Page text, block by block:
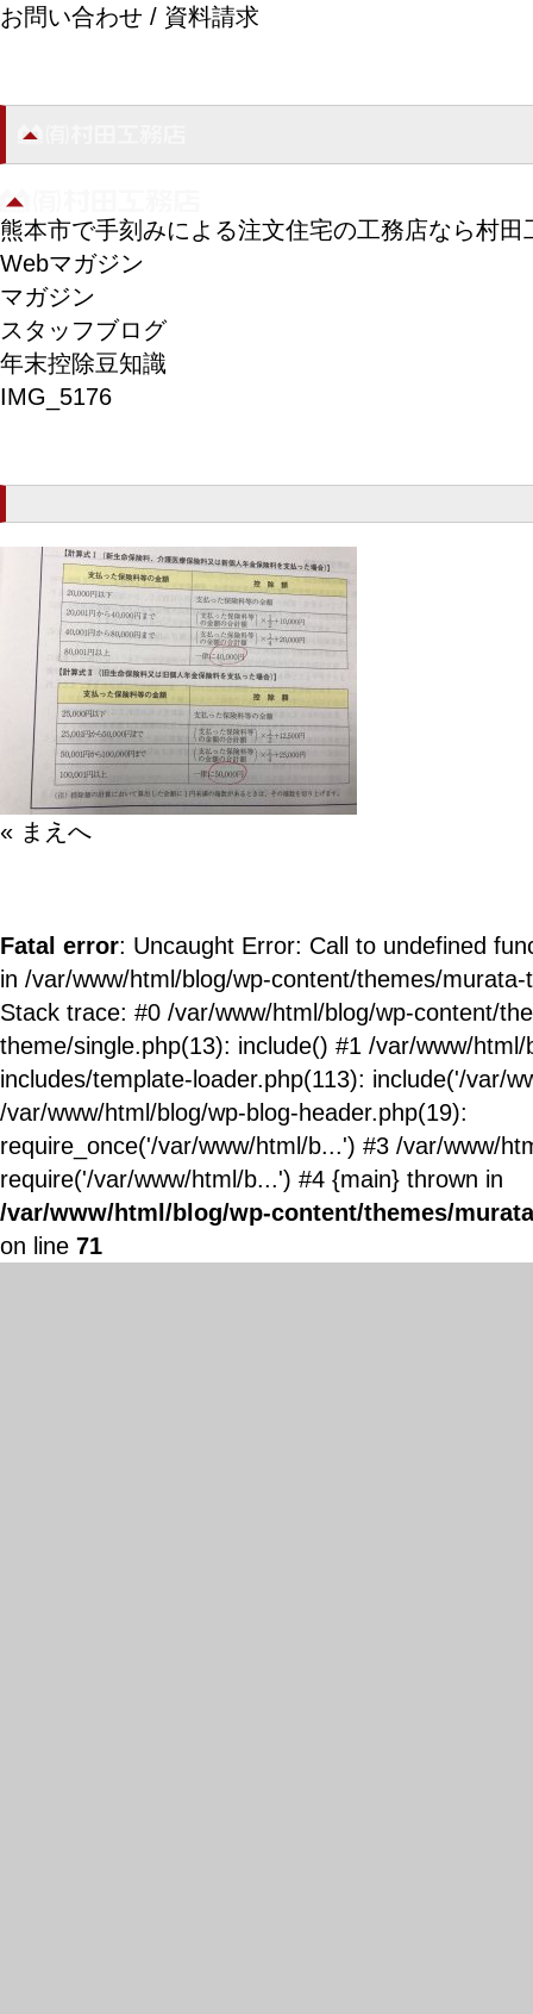
お問い合わせ / 資料請求
熊本市で手刻みによる注文住宅の工務店なら村田
Webマガジン
マガジン
スタッフブログ
年末控除豆知識
IMG_5176
« まえへ
Fatal error: Uncaught Error: Call to undefined
in /var/www/html/blog/wp-content/themes/
Stack trace: #0 /var/www/html/blog/wp-content/
theme/single.php(13): include() #1 /var/www/html/
includes/template-loader.php(113): include('/var/
/var/www/html/blog/wp-blog-header.php(19):
require_once('/var/www/html/b...') #3 /var/www/
require('/var/www/html/b...') #4 {main} thrown in
/var/www/html/blog/wp-content/themes/
on line 71